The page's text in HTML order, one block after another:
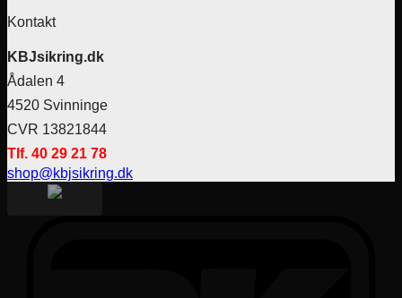
Kontakt
KBJsikring.dk
Ådalen 4
4520 Svinninge
CVR 13821844
Tlf. 40 29 21 78
shop@kbjsikring.dk